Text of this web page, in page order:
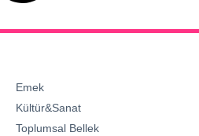
Emek
Kültür&Sanat
Toplumsal Bellek